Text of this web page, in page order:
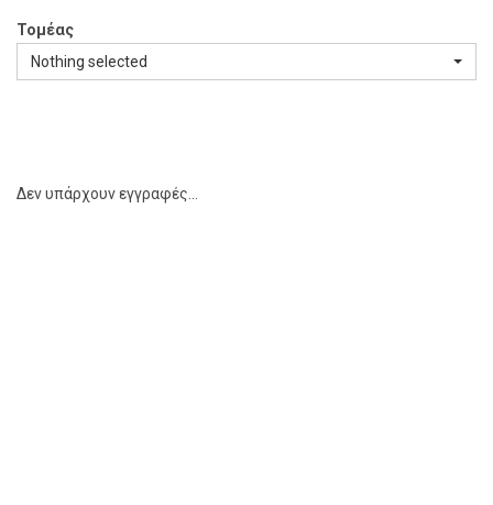
Τομέας
Nothing selected
Δεν υπάρχουν εγγραφές...